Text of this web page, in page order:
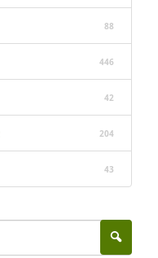
88
446
42
204
43